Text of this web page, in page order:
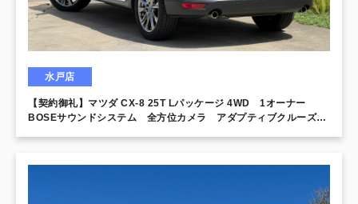
水戸店
【契約御礼】マツダ CX-8 25T Lパッケージ 4WD 1オーナー
BOSEサウンドシステム 全方位カメラ アダプティブクルーズコ